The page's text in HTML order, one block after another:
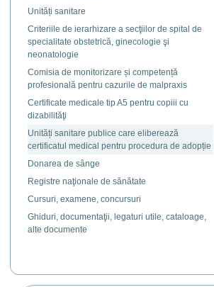
Unități sanitare
Criteriile de ierarhizare a secţiilor de spital de
specialitate obstetrică, ginecologie şi
neonatologie
Comisia de monitorizare și competență
profesională pentru cazurile de malpraxis
Certificate medicale tip A5 pentru copiii cu
dizabilităţi
Unități sanitare publice care eliberează
certificatul medical pentru procedura de adopție
Donarea de sânge
Registre naţionale de sănătate
Cursuri, examene, concursuri
Ghiduri, documentaţii, legaturi utile, cataloage,
alte documente